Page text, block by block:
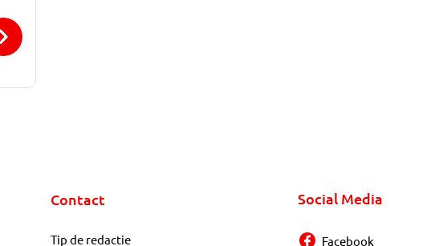
Contact
Tip de redactie
Social Media
Facebook